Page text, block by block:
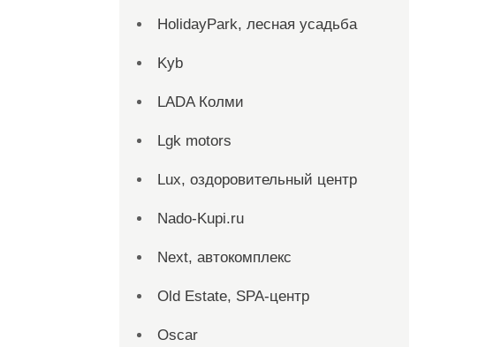
HolidayPark, лесная усадьба
Kyb
LADA Колми
Lgk motors
Lux, оздоровительный центр
Nado-Kupi.ru
Next, автокомплекс
Old Estate, SPA-центр
Oscar